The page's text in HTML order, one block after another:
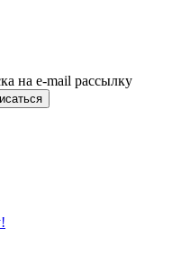
на e-mail рассылку